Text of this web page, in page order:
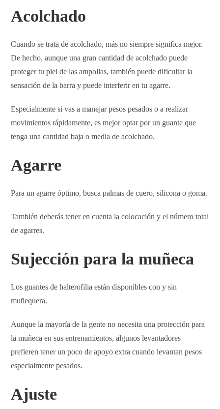
Acolchado
Cuando se trata de acolchado, más no siempre significa mejor.
De hecho, aunque una gran cantidad de acolchado puede
proteger tu piel de las ampollas, también puede dificultar la
sensación de la barra y puede interferir en tu agarre.
Especialmente si vas a manejar pesos pesados o a realizar
movimientos rápidamente, es mejor optar por un guante que
tenga una cantidad baja o media de acolchado.
Agarre
Para un agarre óptimo, busca palmas de cuero, silicona o goma.
También deberás tener en cuenta la colocación y el número total
de agarres.
Sujección para la muñeca
Los guantes de halterofilia están disponibles con y sin
muñequera.
Aunque la mayoría de la gente no necesita una protección para
la muñeca en sus entrenamientos, algunos levantadores
prefieren tener un poco de apoyo extra cuando levantan pesos
especialmente pesados.
Ajuste